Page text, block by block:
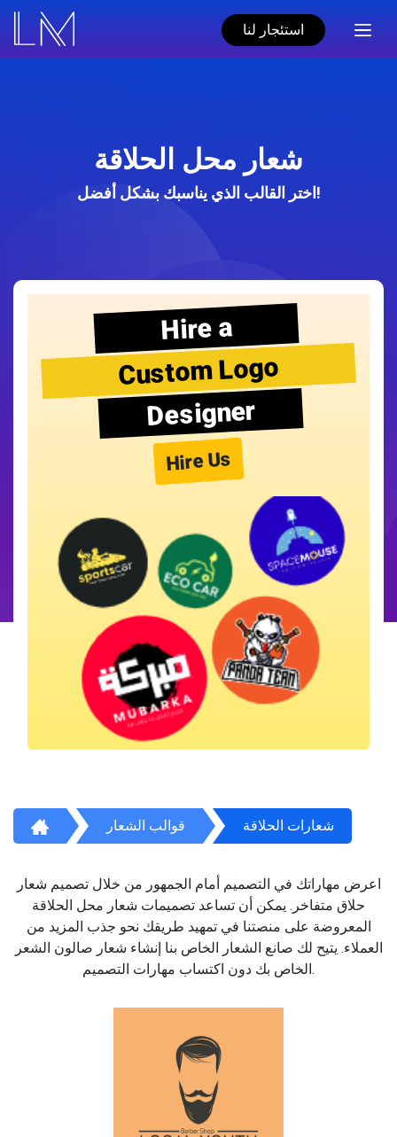
استئجار لنا
شعار محل الحلاقة
اختر القالب الذي يناسبك بشكل أفضل!
Hire a
Custom Logo
Designer
Hire Us
قوالب الشعار شعارات الحلاقة
اعرض مهاراتك في التصميم أمام الجمهور من خلال تصميم شعار
حلاق متفاخر. يمكن أن تساعد تصميمات شعار محل الحلاقة
المعروضة على منصتنا في تمهيد طريقك نحو جذب المزيد من
العملاء. يتيح لك صانع الشعار الخاص بنا إنشاء شعار صالون الشعر
الخاص بك دون اكتساب مهارات التصميم.